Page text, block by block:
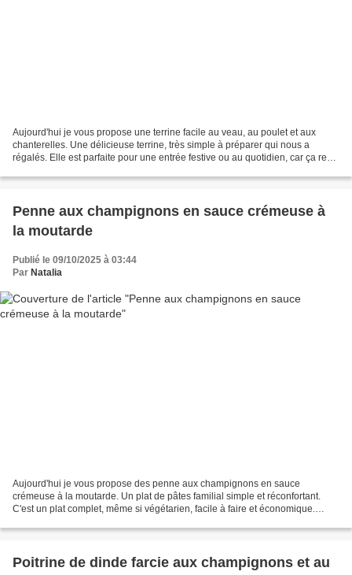
Aujourd'hui je vous propose une terrine facile au veau, au poulet et aux
chanterelles. Une délicieuse terrine, très simple à préparer qui nous a
régalés. Elle est parfaite pour une entrée festive ou au quotidien, car ça reste
Penne aux champignons en sauce crémeuse à
la moutarde
Publié le 09/10/2025 à 03:44
Par Natalia
Aujourd'hui je vous propose des penne aux champignons en sauce
crémeuse à la moutarde. Un plat de pâtes familial simple et réconfortant.
C'est un plat complet, même si végétarien, facile à faire et économique.
Poitrine de dinde farcie aux champignons et au